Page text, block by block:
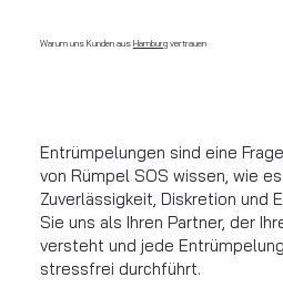
Warum uns Kunden aus Hamburgvertrauen
Entrümpelungen sind eine
von Rümpel SOS wissen, wie
Zuverlässigkeit, Diskretion und
Sie uns als Ihren Partner, der
versteht und jede
stressfrei durchführt.